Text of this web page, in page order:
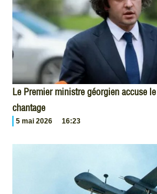
Le Premier ministre géorgien accuse
chantage
5 mai 2026 16:23